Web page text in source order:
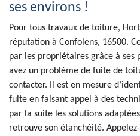
ses environs !
Pour tous travaux de toiture,
réputation à Confolens, 16500.
par les propriétaires grâce à ses
avez un problème de fuite de
contacter. Il est en mesure
fuite en faisant appel à des
par la suite les solutions
retrouve son étanchéité.